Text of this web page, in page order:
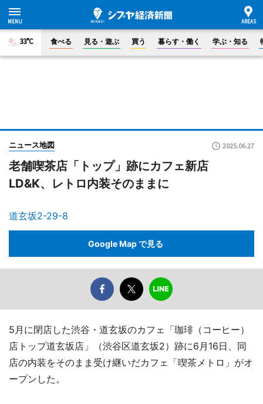
33°C 食べる 見る・遊ぶ 買う 暮らす・働く 学ぶ・知る
ニュース地図 2025.06.27
老舗喫茶店「トップ」跡にカフェ新店
LD&K、レトロ内装そのままに
道玄坂2-29-8
Google Map で見る
5月に閉店した渋谷・道玄坂のカフェ「珈琲（コーヒー）
店トップ道玄坂店」（渋谷区道玄坂2）跡に6月16日、同
店の内装をそのまま受け継いだカフェ「喫茶メトロ」がオ
ープンした。